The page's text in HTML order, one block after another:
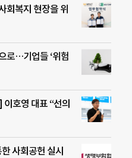
회복지 현장을 위
로…기업들 ‘위험
호영 대표 “선의
사회공헌 실시